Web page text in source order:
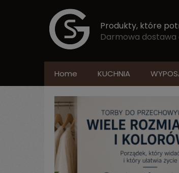
Produkty, które
Darmowa dostawa
Home KUCHNIA